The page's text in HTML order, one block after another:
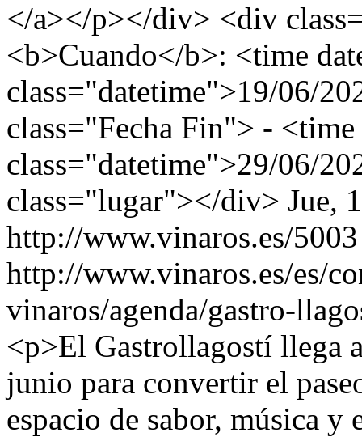
</a></p></div> <div
<b>Cuando</b>: <time
class="datetime">19/06/
class="Fecha Fin"> -
class="datetime">29/06/
class="lugar"></div> Jue,
http://www.vinaros.es/5003
http://www.vinaros.es/es/
vinaros/agenda/gastro-
<p>El Gastrollagostí llega
junio para convertir el
espacio de sabor, música